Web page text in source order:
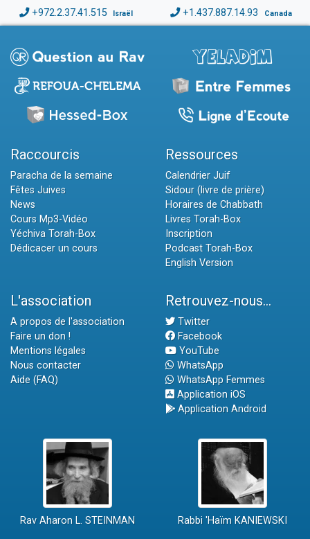
+972.2.37.41.515 Israël +1.437.887.14.93 Canada
Raccourcis
Paracha de la semaine
Fêtes Juives
News
Cours Mp3-Vidéo
Yéchiva Torah-Box
Dédicacer un cours
Ressources
Calendrier Juif
Sidour (livre de prière)
Horaires de Chabbath
Livres Torah-Box
Inscription
Podcast Torah-Box
English Version
L'association
A propos de l'association
Faire un don !
Mentions légales
Nous contacter
Aide (FAQ)
Retrouvez-nous...
Twitter
Facebook
YouTube
WhatsApp
WhatsApp Femmes
Application iOS
Application Android
Rav Aharon L. STEINMAN Rabbi 'Haïm KANIEWSKI